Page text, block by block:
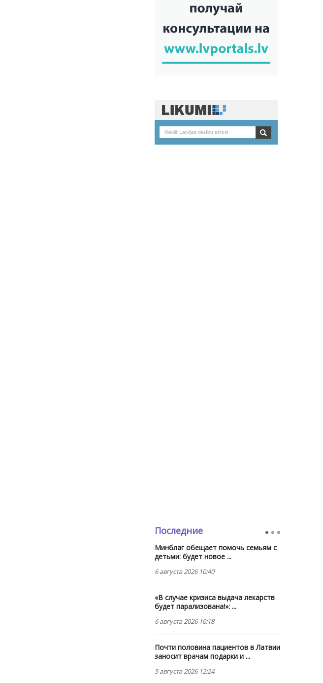
Последние
Минблаг обещает помочь семьям с
детьми: будет новое ...
6 августа 2026 10:40
«В случае кризиса выдача лекарств
будет парализована!»: ...
6 августа 2026 10:18
Почти половина пациентов в Латвии
заносит врачам подарки и ...
5 августа 2026 12:24